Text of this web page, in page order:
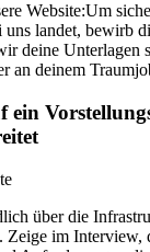
Website:Um
landet, bewirb
deine Unterlagen
an deinem
ein
über die
im Interview,